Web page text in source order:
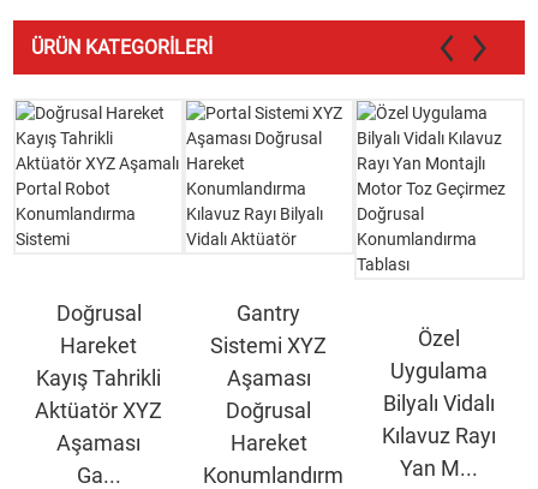
ÜRÜN KATEGORILERI
Doğrusal
Hareket
Kayış Tahrikli
Aktüatör XYZ
Aşaması
Ga...
Gantry
Sistemi XYZ
Aşaması
Doğrusal
Hareket
Konumlandırması...
Özel
Uygulama
Bilyalı Vidalı
Kılavuz Rayı
Yan M...